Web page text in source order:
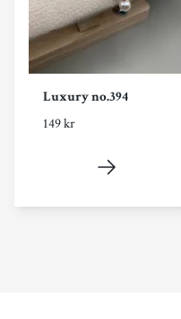
Luxury no.394
149 kr